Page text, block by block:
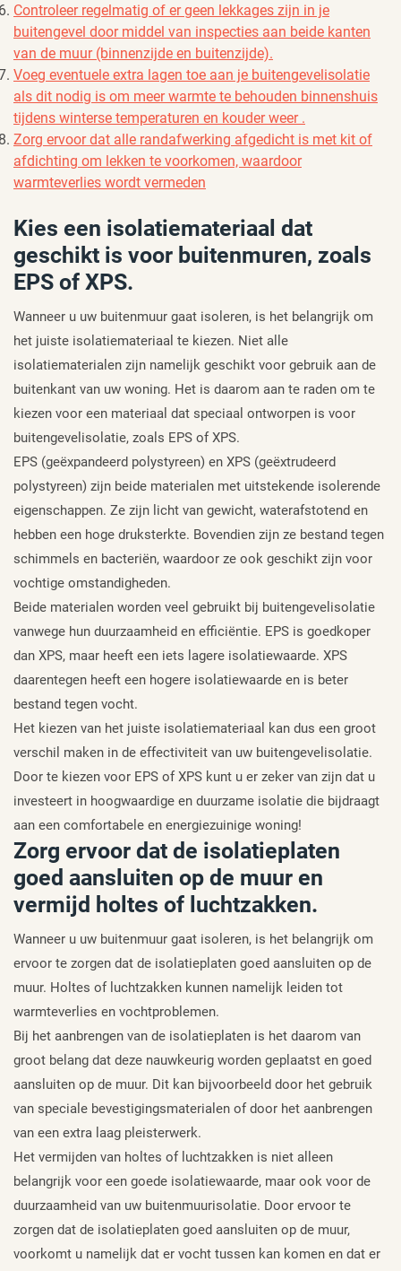
Controleer regelmatig of er geen lekkages zijn in je
buitengevel door middel van inspecties aan beide kanten
van de muur (binnenzijde en buitenzijde).
Voeg eventuele extra lagen toe aan je buitengevelisolatie
als dit nodig is om meer warmte te behouden binnenshuis
tijdens winterse temperaturen en kouder weer .
Zorg ervoor dat alle randafwerking afgedicht is met kit of
afdichting om lekken te voorkomen, waardoor
warmteverlies wordt vermeden
Kies een isolatiemateriaal dat
geschikt is voor buitenmuren, zoals
EPS of XPS.
Wanneer u uw buitenmuur gaat isoleren, is het belangrijk om
het juiste isolatiemateriaal te kiezen. Niet alle
isolatiematerialen zijn namelijk geschikt voor gebruik aan de
buitenkant van uw woning. Het is daarom aan te raden om te
kiezen voor een materiaal dat speciaal ontworpen is voor
buitengevelisolatie, zoals EPS of XPS.
EPS (geëxpandeerd polystyreen) en XPS (geëxtrudeerd
polystyreen) zijn beide materialen met uitstekende isolerende
eigenschappen. Ze zijn licht van gewicht, waterafstotend en
hebben een hoge druksterkte. Bovendien zijn ze bestand tegen
schimmels en bacteriën, waardoor ze ook geschikt zijn voor
vochtige omstandigheden.
Beide materialen worden veel gebruikt bij buitengevelisolatie
vanwege hun duurzaamheid en efficiëntie. EPS is goedkoper
dan XPS, maar heeft een iets lagere isolatiewaarde. XPS
daarentegen heeft een hogere isolatiewaarde en is beter
bestand tegen vocht.
Het kiezen van het juiste isolatiemateriaal kan dus een groot
verschil maken in de effectiviteit van uw buitengevelisolatie.
Door te kiezen voor EPS of XPS kunt u er zeker van zijn dat u
investeert in hoogwaardige en duurzame isolatie die bijdraagt
aan een comfortabele en energiezuinige woning!
Zorg ervoor dat de isolatieplaten
goed aansluiten op de muur en
vermijd holtes of luchtzakken.
Wanneer u uw buitenmuur gaat isoleren, is het belangrijk om
ervoor te zorgen dat de isolatieplaten goed aansluiten op de
muur. Holtes of luchtzakken kunnen namelijk leiden tot
warmteverlies en vochtproblemen.
Bij het aanbrengen van de isolatieplaten is het daarom van
groot belang dat deze nauwkeurig worden geplaatst en goed
aansluiten op de muur. Dit kan bijvoorbeeld door het gebruik
van speciale bevestigingsmaterialen of door het aanbrengen
van een extra laag pleisterwerk.
Het vermijden van holtes of luchtzakken is niet alleen
belangrijk voor een goede isolatiewaarde, maar ook voor de
duurzaamheid van uw buitenmuurisolatie. Door ervoor te
zorgen dat de isolatieplaten goed aansluiten op de muur,
voorkomt u namelijk dat er vocht tussen kan komen en dat er